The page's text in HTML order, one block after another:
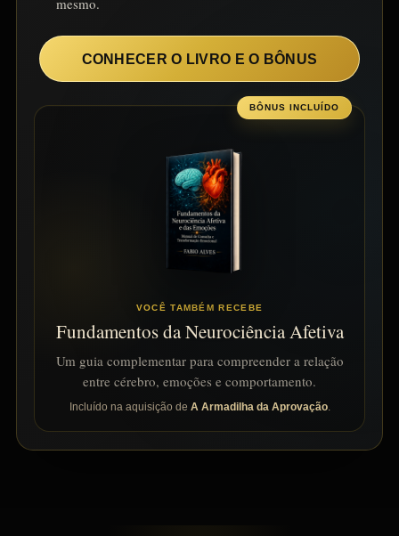
mesmo.
CONHECER O LIVRO E O BÔNUS
BÔNUS INCLUÍDO
VOCÊ TAMBÉM RECEBE
Fundamentos da Neurociência Afetiva
Um guia complementar para compreender a relação
entre cérebro, emoções e comportamento.
Incluído na aquisição de A Armadilha da Aprovação.